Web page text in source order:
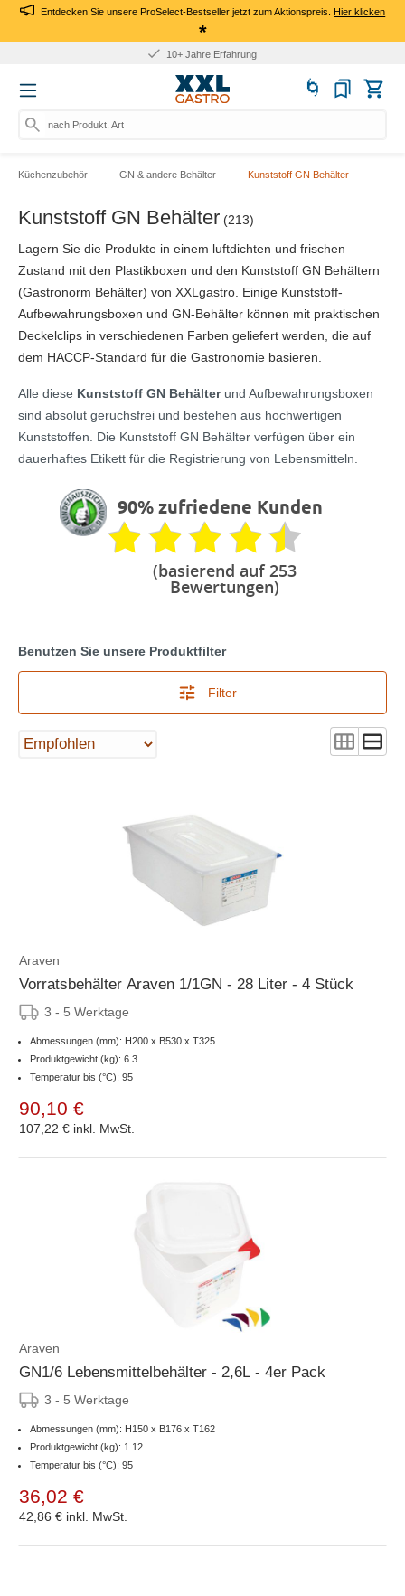
Entdecken Sie unsere ProSelect-Bestseller jetzt zum Aktionspreis.Hier klicken
*
10+ Jahre Erfahrung
nach Produkt, Art.-Nr., Ma
Küchenzubehör GN & andere Behälter Kunststoff GN Behälter
Kunststoff GN Behälter (213)
Lagern Sie die Produkte in einem luftdichten und frischen
Zustand mit den Plastikboxen und den Kunststoff GN Behältern
(Gastronorm Behälter) von XXLgastro. Einige Kunststoff-
Aufbewahrungsboxen und GN-Behälter können mit praktischen
Deckelclips in verschiedenen Farben geliefert werden, die auf
dem HACCP-Standard für die Gastronomie basieren.
Alle diese Kunststoff GN Behälterund Aufbewahrungsboxen
sind absolut geruchsfrei und bestehen aus hochwertigen
Kunststoffen. Die Kunststoff GN Behälter verfügen über ein
dauerhaftes Etikett für die Registrierung von Lebensmitteln.
90% zufriedene Kunden
(basierend auf 253
Bewertungen)
Benutzen Sie unsere Produktfilter
Filter
Araven
Vorratsbehälter Araven 1/1GN - 28 Liter - 4 Stück
3 - 5 Werktage
Abmessungen (mm): H200 x B530 x T325
Produktgewicht (kg): 6.3
Temperatur bis (°C): 95
90,10 €
107,22 € inkl. MwSt.
Araven
GN1/6 Lebensmittelbehälter - 2,6L - 4er Pack
3 - 5 Werktage
Abmessungen (mm): H150 x B176 x T162
Produktgewicht (kg): 1.12
Temperatur bis (°C): 95
36,02 €
42,86 € inkl. MwSt.